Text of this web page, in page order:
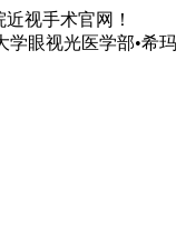
视手术官网！
眼视光医学部•希